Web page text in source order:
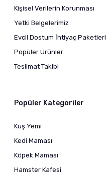
Kişisel Verilerin Korunması
Yetki Belgelerimiz
Evcil Dostum İhtiyaç Paketleri
Popüler Ürünler
Teslimat Takibi
Popüler Kategoriler
Kuş Yemi
Kedi Maması
Köpek Maması
Hamster Kafesi